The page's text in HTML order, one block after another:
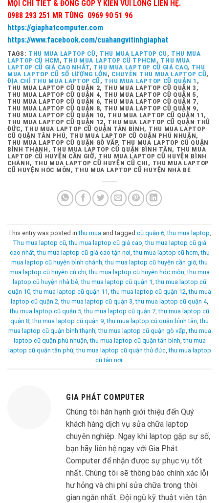
MỌI CHI TIẾT & ĐÓNG GÓP Ý KIẾN VUI LÒNG LIÊN HỆ.
0988 293 251 MR TÙNG 0969 90 51 96
https://giaphatcomputer.com
https://www.facebook.com/cuahangvitinhgiaphat
TAGS: THU MUA LAPTOP CŨ, THU MUA LAPTOP CU, THU MUA
LAPTOP CŨ HCM, THU MUA LAPTOP CŨ TPHCM, THU MUA
LAPTOP CŨ GIÁ CAO NHẤT, THU MUA LAPTOP CŨ GIÁ CAO, THU
MUA LAPTOP CŨ SỐ LƯỢNG LỚN, CHUYÊN THU MUA LAPTOP CŨ,
ĐỊA CHỈ THU MUA LAPTOP CŨ, THU MUA LAPTOP CŨ QUẬN 1 ,
THU MUA LAPTOP CŨ QUẬN 2, THU MUA LAPTOP CŨ QUẬN 3,
THU MUA LAPTOP CŨ QUẬN 4, THU MUA LAPTOP CŨ QUẬN 5,
THU MUA LAPTOP CŨ QUẬN 6, THU MUA LAPTOP CŨ QUẬN 7,
THU MUA LAPTOP CŨ QUẬN 8, THU MUA LAPTOP CŨ QUẬN 9,
THU MUA LAPTOP CŨ QUẬN 10, THU MUA LAPTOP CŨ QUẬN 11,
THU MUA LAPTOP CŨ QUẬN 12, THU MUA LAPTOP CŨ QUẬN THỦ
ĐỨC, THU MUA LAPTOP CŨ QUẬN TÂN BÌNH, THU MUA LAPTOP
CŨ QUẬN TÂN PHÚ, THU MUA LAPTOP CŨ QUẬN PHÚ NHUẬN,
THU MUA LAPTOP CŨ QUẬN GÒ VẤP, THU MUA LAPTOP CŨ QUẬN
BÌNH THẠNH, THU MUA LAPTOP CŨ QUẬN BÌNH TÂN, THU MUA
LAPTOP CŨ HUYỆN CẦN GIỜ, THU MUA LAPTOP CŨ HUYỆN BÌNH
CHÁNH, THU MUA LAPTOP CŨ HUYỆN CỦ CHI, THU MUA LAPTOP
CŨ HUYỆN HÓC MÔN, THU MUA LAPTOP CŨ HUYỆN NHÀ BÈ
This entry was posted inthu mua and tagged cũ quận 6 ,thu mua laptop
Thu mua laptop cũ ,thu mua laptop cũ giá cao ,thu mua laptop cũ giá
cao nhất,thu mua laptop cũ giá cao tận nơi,thu mua laptop cũ hcm ,thu
mua laptop cũ huyện bình chánh ,thu mua laptop cũ huyện cần giờ,thu
mua laptop cũ huyện củ chi ,thu mua laptop cũ huyện hóc môn ,thu mua
laptop cũ huyện nhà bè ,thu mua laptop cũ quận 1 ,thu mua laptop cũ
quận 10 ,thu mua laptop cũ quận 11 ,thu mua laptop cũ quận 12 ,thu mua
laptop cũ quận 2 ,thu mua laptop cũ quận 3 ,thu mua laptop cũ quận 4,
thu mua laptop cũ quận 5 ,thu mua laptop cũ quận 7 ,thu mua laptop cũ
quận 8 ,thu mua laptop cũ quận 9 ,thu mua laptop cũ quận bình tân ,thu
mua laptop cũ quận bình thạnh ,thu mua laptop cũ quận gò vấp ,thu mua
laptop cũ quận phú nhuận ,thu mua laptop cũ quận tân bình ,thu mua
laptop cũ quận tân phú ,thu mua laptop cũ quận thủ đức,thu mua laptop
cũ tận nơi
GIA PHÁT COMPUTER
Chúng tôi hân hạnh giới thiệu đến Quý
khách hàng dịch vụ sửa chữa laptop
chuyên nghiệp. Ngay khi laptop gặp sự số,
bạn hãy liên hệ ngay với Gia Phát
Computer để nhận được sự phục vụ tốt
nhất. Chúng tôi sẽ thông báo chính xác lỗi
hư hỏng và chi phí sửa chữa trong thời
gian ngắn nhất. Đội ngũ kỹ thuật viên tận